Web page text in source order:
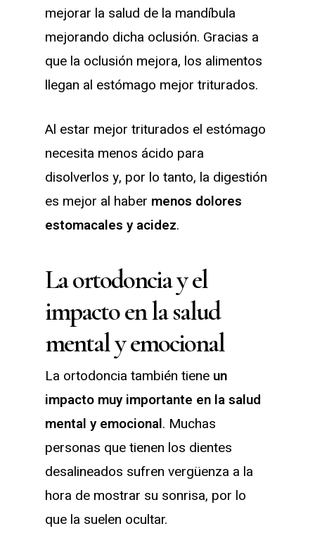
mejorar la salud de la mandíbula
mejorando dicha oclusión. Gracias a
que la oclusión mejora, los alimentos
llegan al estómago mejor triturados.
Al estar mejor triturados el estómago
necesita menos ácido para
disolverlos y, por lo tanto, la digestión
es mejor al haber menos dolores
estomacales y acidez.
La ortodoncia y el
impacto en la salud
mental y emocional
La ortodoncia también tiene un
impacto muy importante en la salud
mental y emocional. Muchas
personas que tienen los dientes
desalineados sufren vergüenza a la
hora de mostrar su sonrisa, por lo
que la suelen ocultar.